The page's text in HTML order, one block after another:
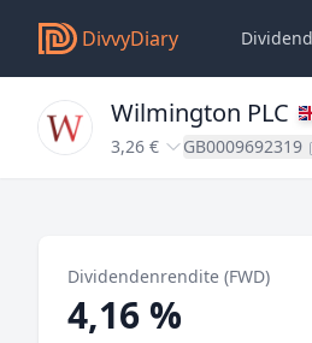
DivvyDiary
Wilmington PLC
3,26 € GB0009692319
Dividendenrendite (FWD)
4,16 %